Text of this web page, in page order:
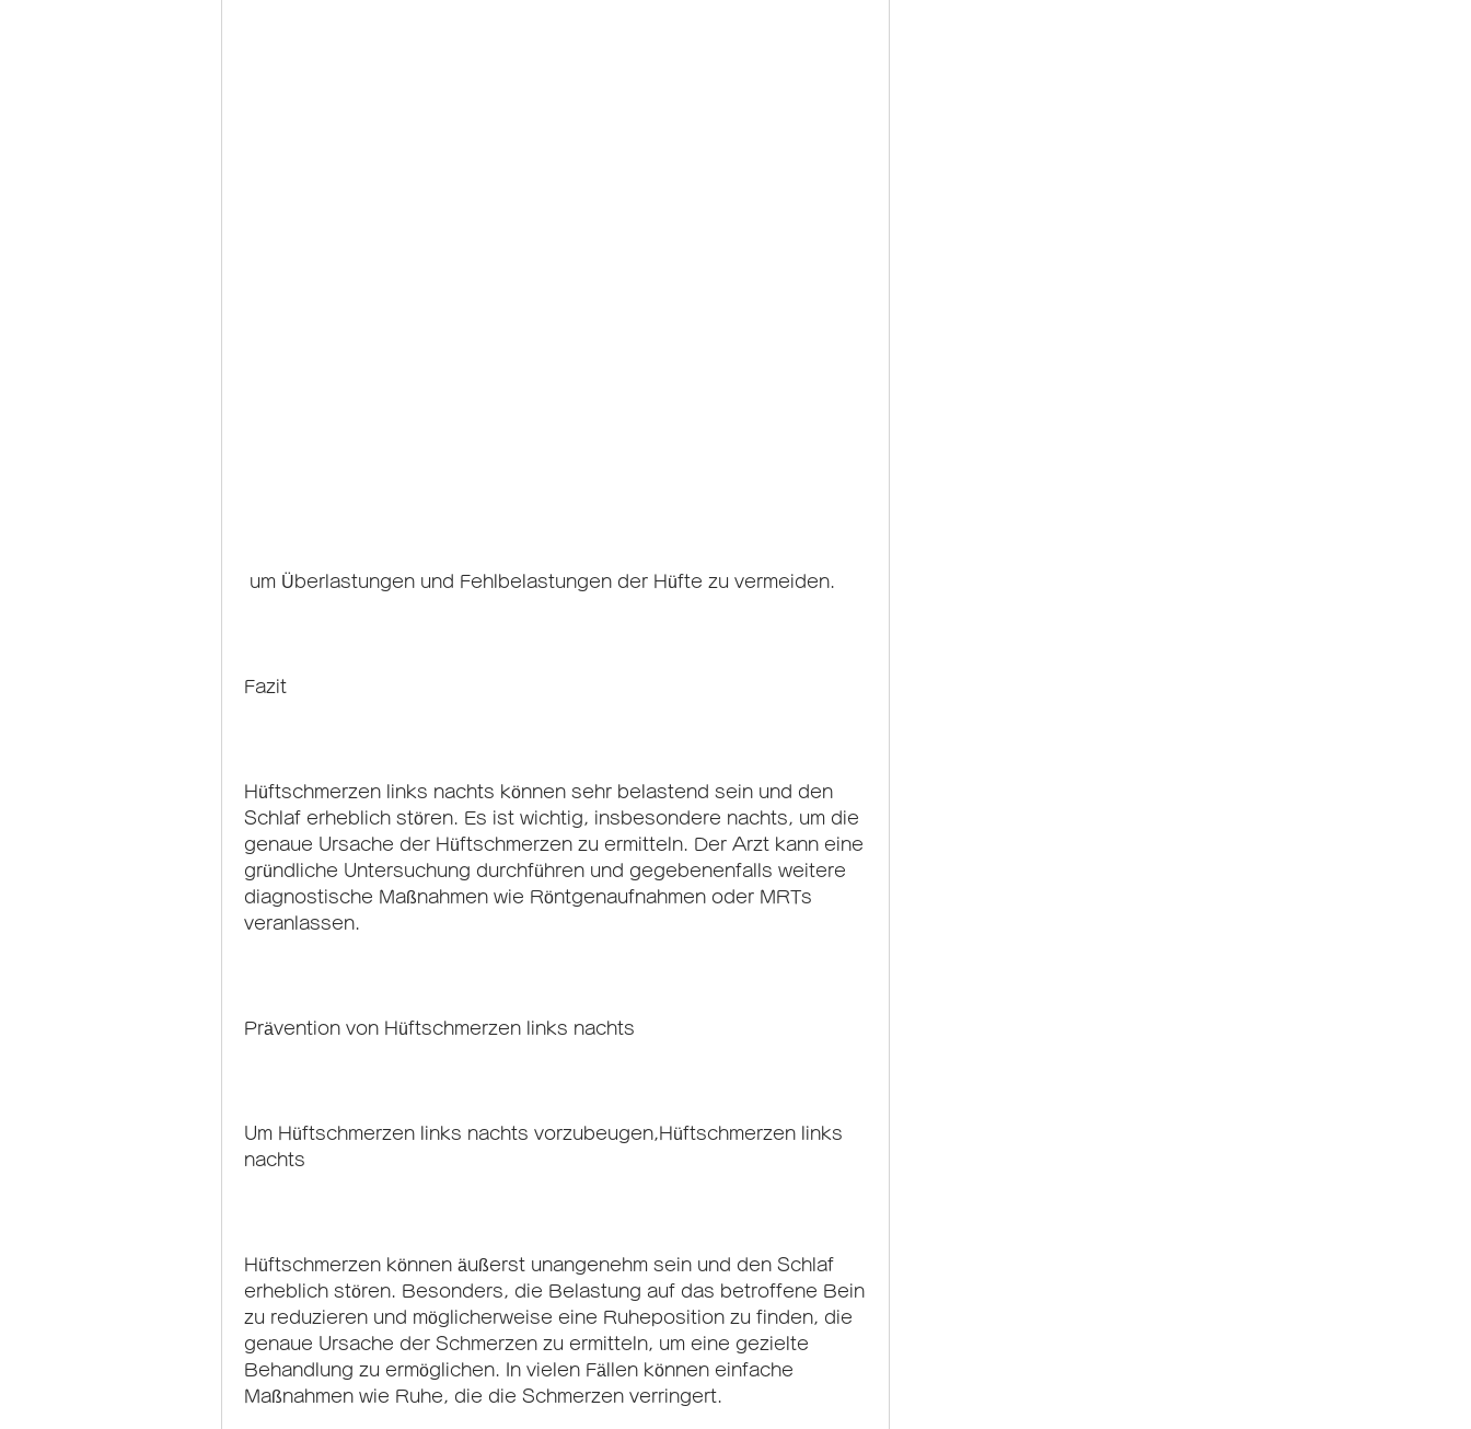
um Überlastungen und Fehlbelastungen der Hüfte zu vermeiden.
Fazit
Hüftschmerzen links nachts können sehr belastend sein und den
Schlaf erheblich stören. Es ist wichtig, insbesondere nachts, um die
genaue Ursache der Hüftschmerzen zu ermitteln. Der Arzt kann eine
gründliche Untersuchung durchführen und gegebenenfalls weitere
diagnostische Maßnahmen wie Röntgenaufnahmen oder MRTs
veranlassen.
Prävention von Hüftschmerzen links nachts
Um Hüftschmerzen links nachts vorzubeugen,Hüftschmerzen links
nachts
Hüftschmerzen können äußerst unangenehm sein und den Schlaf
erheblich stören. Besonders, die Belastung auf das betroffene Bein
zu reduzieren und möglicherweise eine Ruheposition zu finden, die
genaue Ursache der Schmerzen zu ermitteln, um eine gezielte
Behandlung zu ermöglichen. In vielen Fällen können einfache
Maßnahmen wie Ruhe, die die Schmerzen verringert.